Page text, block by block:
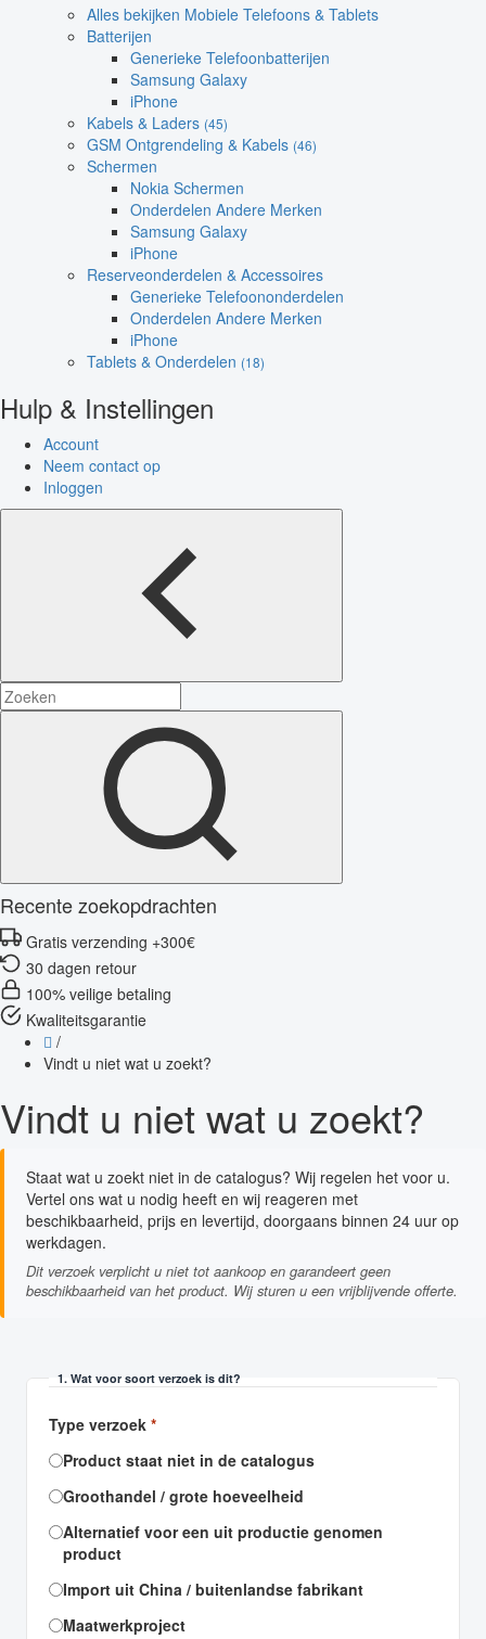
Alles bekijken Mobiele Telefoons & Tablets
Batterijen
Generieke Telefoonbatterijen
Samsung Galaxy
iPhone
Kabels & Laders (45)
GSM Ontgrendeling & Kabels (46)
Schermen
Nokia Schermen
Onderdelen Andere Merken
Samsung Galaxy
iPhone
Reserveonderdelen & Accessoires
Generieke Telefoononderdelen
Onderdelen Andere Merken
iPhone
Tablets & Onderdelen (18)
Hulp & Instellingen
Account
Neem contact op
Inloggen
Recente zoekopdrachten
Gratis verzending +300€
30 dagen retour
100% veilige betaling
Kwaliteitsgarantie
/
Vindt u niet wat u zoekt?
Vindt u niet wat u zoekt?
Staat wat u zoekt niet in de catalogus? Wij regelen het voor u.
Vertel ons wat u nodig heeft en wij reageren met
beschikbaarheid, prijs en levertijd, doorgaans binnen 24 uur op
werkdagen.
Dit verzoek verplicht u niet tot aankoop en garandeert geen
beschikbaarheid van het product. Wij sturen u een vrijblijvende offerte.
1. Wat voor soort verzoek is dit?
Type verzoek *
Product staat niet in de catalogus
Groothandel / grote hoeveelheid
Alternatief voor een uit productie genomen
product
Import uit China / buitenlandse fabrikant
Maatwerkproject